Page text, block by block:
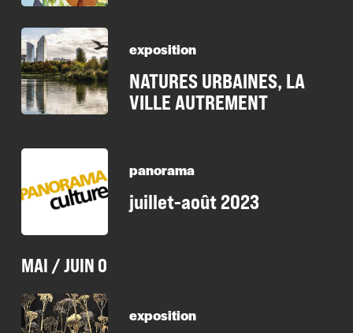
exposition
NATURES URBAINES, LA
VILLE AUTREMENT
panorama
juillet-août 2023
MAI / JUIN 0
exposition